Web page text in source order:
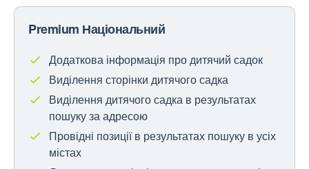
Premium Національний
Додаткова інформація про дитячий садок
Виділення сторінки дитячого садка
Виділення дитячого садка в результатах
пошуку за адресою
Провідні позиції в результатах пошуку в усіх
містах